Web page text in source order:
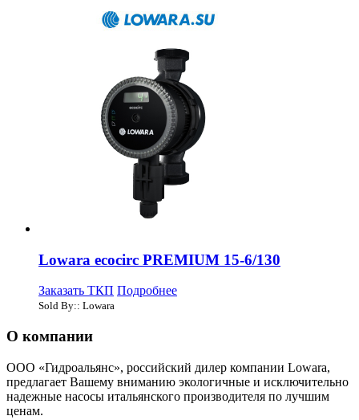
Lowara ecocirc PREMIUM 15-6/130
Заказать ТКП Подробнее
Sold By:: Lowara
О компании
ООО «Гидроальянс», российский дилер компании Lowara,
предлагает Вашему вниманию экологичные и исключительно
надежные насосы итальянского производителя по лучшим
ценам.